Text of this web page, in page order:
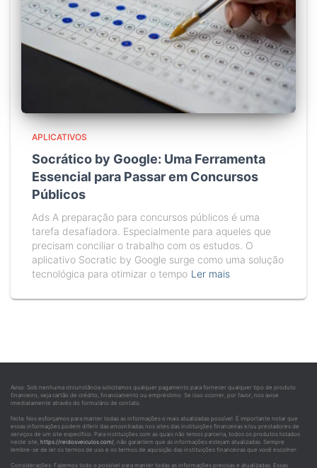
APLICATIVOS
Socrático by Google: Uma Ferramenta
Essencial para Passar em Concursos
Públicos
Ads A preparação para concursos públicos é uma
tarefa desafiadora. Especialmente para aqueles que
precisam conciliar o trabalho com os estudos. O
aplicativo Socratic by Google surge como uma solução
tecnológica para otimizar o tempo Ler mais
Aviso: Sob nenhuma circunstância solicitamos qualquer pagamento para fornecer qualquer tipo de produto
financeiro, seja cartão de crédito, financiamento ou empréstimo. Se isso ocorrer, por favor, nos avise
imediatamente através do formulário de contato.
Nota: Nos esforçamos para manter todas as informações o mais atualizadas possível. É importante notar que
essas informações podem diferir das encontradas nos sites das instituições financeiras e/ou prestadores de
serviços de um site específico. Para instituições com as quais não temos parceria, todos os produtos listados
neste site, https://reidosveiculos.com/, não garantem que as informações estejam atualizadas. Sempre
lembre-se de ler os termos de uso e os termos de aquisição das instituições financeiras que você escolher.
Considerações: Fazemos todo o possível para manter todas as informações precisas e atualizadas. Essas